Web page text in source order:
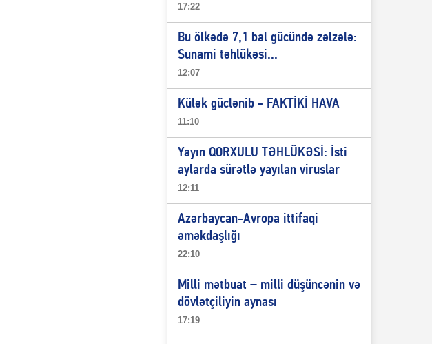
17:22
Bu ölkədə 7,1 bal gücündə zəlzələ:
Sunami təhlükəsi...
12:07
Külək güclənib - FAKTİKİ HAVA
11:10
Yayın QORXULU TƏHLÜKƏSİ: İsti
aylarda sürətlə yayılan viruslar
12:11
Azərbaycan-Avropa ittifaqi
əməkdaşlığı
22:10
Milli mətbuat – milli düşüncənin və
dövlətçiliyin aynası
17:19